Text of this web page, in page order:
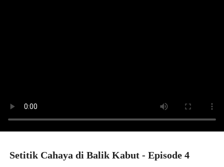
Setitik Cahaya di Balik Kabut - Episode 4